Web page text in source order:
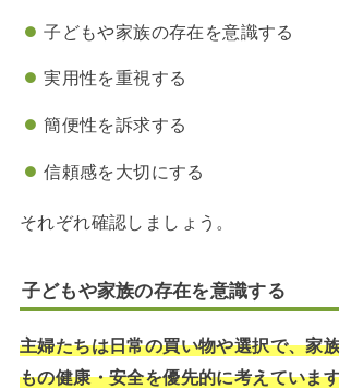
子どもや家族の存在を意識する
実用性を重視する
簡便性を訴求する
信頼感を大切にする
それぞれ確認しましょう。
子どもや家族の存在を意識する
主婦たちは日常の買い物や選択で、家
もの健康・安全を優先的に考えていま